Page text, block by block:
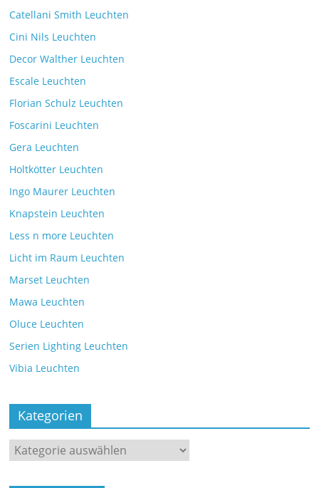
Catellani Smith Leuchten
Cini Nils Leuchten
Decor Walther Leuchten
Escale Leuchten
Florian Schulz Leuchten
Foscarini Leuchten
Gera Leuchten
Holtkötter Leuchten
Ingo Maurer Leuchten
Knapstein Leuchten
Less n more Leuchten
Licht im Raum Leuchten
Marset Leuchten
Mawa Leuchten
Oluce Leuchten
Serien Lighting Leuchten
Vibia Leuchten
Kategorien